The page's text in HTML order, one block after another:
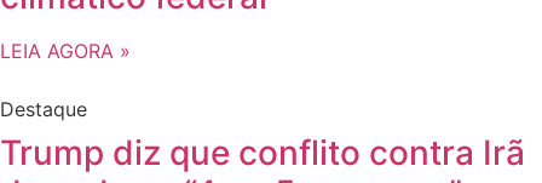
LEIA AGORA »
Destaque
Trump diz que conflito contra Irã